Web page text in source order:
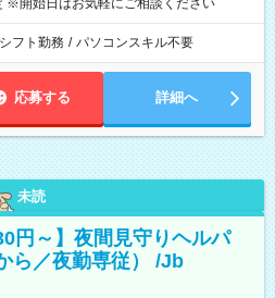
※開始日はお気軽にご相談ください
シフト勤務 / パソコンスキル不要
応募する 詳細へ
未読
円～】夜間見守りヘルパ
ら／夜勤専従） /Jb